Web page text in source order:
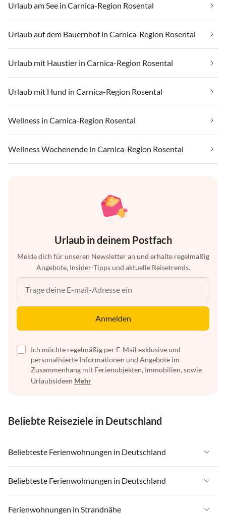
Urlaub am See in Carnica-Region Rosental
Urlaub auf dem Bauernhof in Carnica-Region Rosental
Urlaub mit Haustier in Carnica-Region Rosental
Urlaub mit Hund in Carnica-Region Rosental
Wellness in Carnica-Region Rosental
Wellness Wochenende in Carnica-Region Rosental
Urlaub in deinem Postfach
Melde dich für unseren Newsletter an und erhalte regelmäßig
Angebote, Insider-Tipps und aktuelle Reisetrends.
Anmelden
Ich möchte regelmäßig per E-Mail exklusive und
personalisierte Informationen und Angebote im
Zusammenhang mit Ferienobjekten, Immobilien, sowie
Urlaubsideen Mehr
Beliebte Reiseziele in Deutschland
Beliebteste Ferienwohnungen in Deutschland
Ferienwohnungen in Deutschland
Ferienwohnungen in Ostsee
Beliebteste Ferienwohnungen in Deutschland
Ferienwohnungen in Deutschland
Ferienwohnungen in Strandnähe